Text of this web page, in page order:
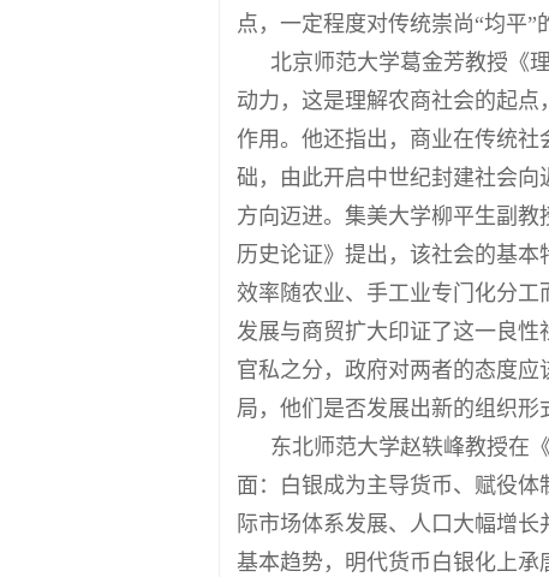
点，一定程度对传统崇尚“均平”
北京师范大学葛金芳教授《
动力，这是理解农商社会的起
作用。他还指出，商业在传统
础，由此开启中世纪封建社会
方向迈进。集美大学柳平生副
历史论证》提出，该社会的基
效率随农业、手工业专门化分
发展与商贸扩大印证了这一良
官私之分，政府对两者的态度
局，他们是否发展出新的组织形
东北师范大学赵轶峰教授在
面：白银成为主导货币、赋役
际市场体系发展、人口大幅增
基本趋势，明代货币白银化上